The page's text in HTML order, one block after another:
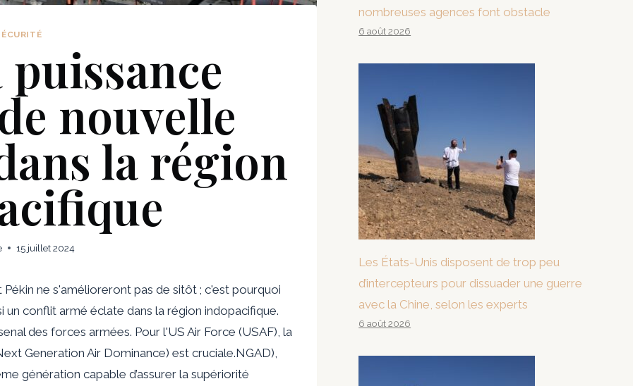
nouvelle
la région
15 juillet 2024
ne s'amélioreront pas de sitôt ; c'est pourquoi
conflit armé éclate dans la région indopacifique.
des forces armées. Pour l'US Air Force (USAF), la
Generation Air Dominance) est cruciale.NGAD),
génération capable d’assurer la supériorité
nombreuses agences font obstacle
6 août 2026
Les États-Unis disposent de trop peu
d’intercepteurs pour dissuader une guerre
avec la Chine, selon les experts
6 août 2026